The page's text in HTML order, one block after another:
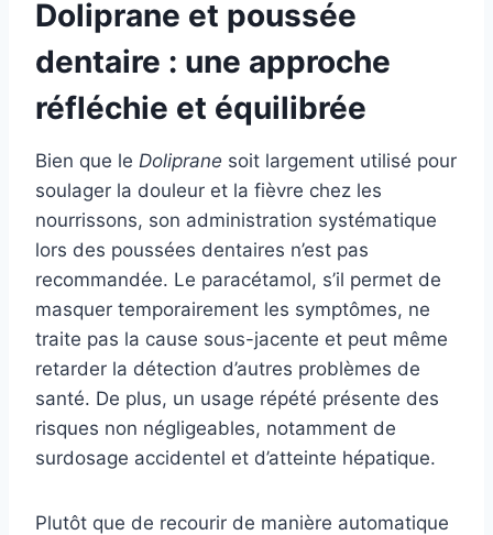
Doliprane et poussée
dentaire : une approche
réfléchie et équilibrée
Bien que le Doliprane soit largement utilisé pour
soulager la douleur et la fièvre chez les
nourrissons, son administration systématique
lors des poussées dentaires n’est pas
recommandée. Le paracétamol, s’il permet de
masquer temporairement les symptômes, ne
traite pas la cause sous-jacente et peut même
retarder la détection d’autres problèmes de
santé. De plus, un usage répété présente des
risques non négligeables, notamment de
surdosage accidentel et d’atteinte hépatique.
Plutôt que de recourir de manière automatique